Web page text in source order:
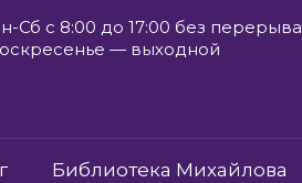
Сб с 8:00 до 17:00 без перерыва
— выходной
Библиотека Михайлова